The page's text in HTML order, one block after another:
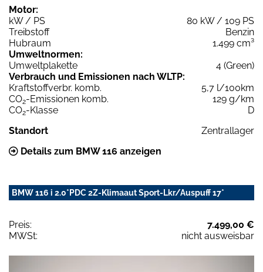
Motor:
kW / PS
80 kW / 109 PS
Treibstoff
Benzin
Hubraum
1.499 cm³
Umweltnormen:
Umweltplakette
4 (Green)
Verbrauch und Emissionen nach WLTP:
Kraftstoffverbr. komb.
5,7 l/100km
CO2-Emissionen komb.
129 g/km
CO2-Klasse
D
Standort
Zentrallager
Details zum BMW 116 anzeigen
BMW 116 i 2.0*PDC 2Z-Klimaaut Sport-Lkr/Auspuff 17*
Preis:
7.499,00 €
MWSt:
nicht ausweisbar